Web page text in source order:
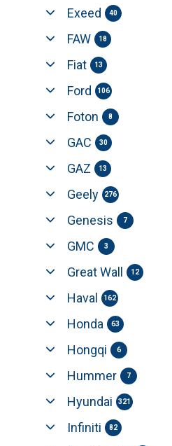
Exeed 40
FAW 18
Fiat 13
Ford 106
Foton 8
GAC 30
GAZ 13
Geely 276
Genesis 7
GMC 3
Great Wall 12
Haval 162
Honda 63
Hongqi 6
Hummer 7
Hyundai 321
Infiniti 82